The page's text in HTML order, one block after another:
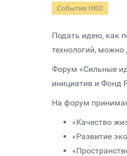
События НКО
Подать идею, как
технологий, можно
Форум «Сильные
инициатив и Фонд
На форум
«Качество
«Развитие